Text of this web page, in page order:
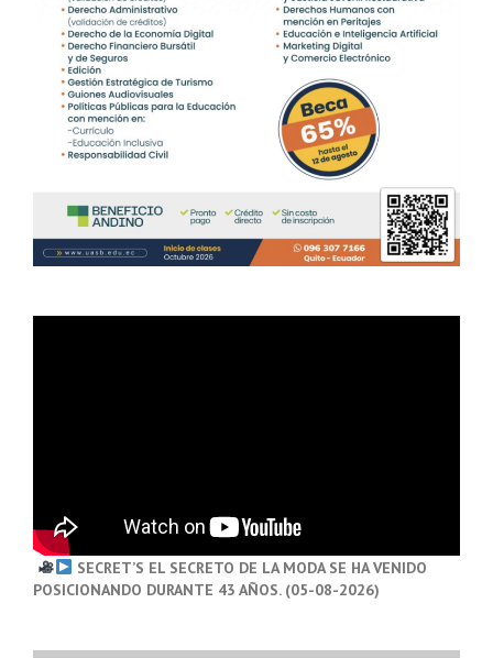
SECRET’S EL SECRETO DE LA MODA SE HA VENIDO
POSICIONANDO DURANTE 43 AÑOS. (05-08-2026)